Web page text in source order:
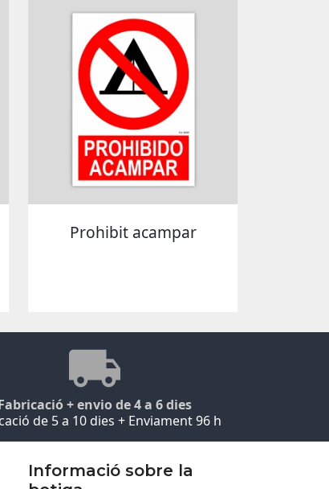
Prohibit acampar
+ envio de 4 a 6 dies
de 5 a 10 dies + Enviament 96 h
Informació sobre la